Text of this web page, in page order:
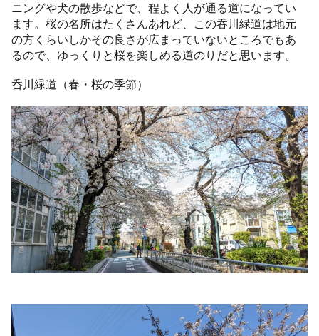
ニングや犬の散歩などで、程よく人が通る道になってい
ます。桜の名所はたくさんあれど、この吞川緑道は地元
の方くらいしかその良さが広まっていないところでもあ
るので、ゆっくりと桜を楽しめる道のりだと思います。
呑川緑道（春・桜の季節）